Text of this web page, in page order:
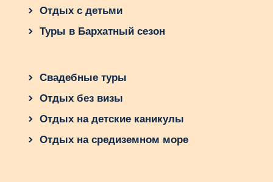
Отдых с детьми
Туры в Бархатный сезон
Свадебные туры
Отдых без визы
Отдых на детские каникулы
Отдых на средиземном море